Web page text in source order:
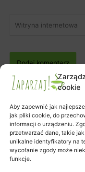
cookie
Aby zapewnić jak
jak pliki cookie, do
informacji o urządzeniu.
przetwarzać dane, takie
unikalne identyfikatory na
wycofanie zgody może
funkcje.
internetowa